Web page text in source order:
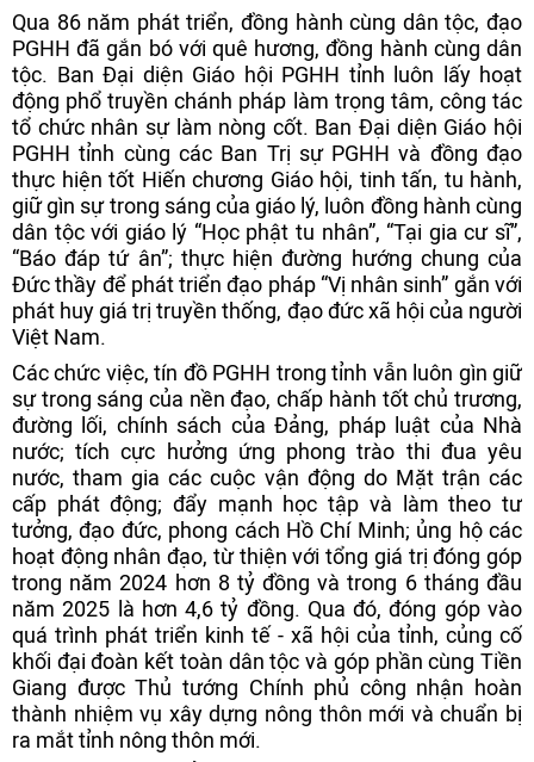
Qua 86 năm phát triển, đồng hành cùng dân tộc, đạo
PGHH đã gắn bó với quê hương, đồng hành cùng dân
tộc. Ban Đại diện Giáo hội PGHH tỉnh luôn lấy hoạt
động phổ truyền chánh pháp làm trọng tâm, công tác
tổ chức nhân sự làm nòng cốt. Ban Đại diện Giáo hội
PGHH tỉnh cùng các Ban Trị sự PGHH và đồng đạo
thực hiện tốt Hiến chương Giáo hội, tinh tấn, tu hành,
giữ gìn sự trong sáng của giáo lý, luôn đồng hành cùng
dân tộc với giáo lý “Học phật tu nhân”, “Tại gia cư sĩ”,
“Báo đáp tứ ân”; thực hiện đường hướng chung của
Đức thầy để phát triển đạo pháp “Vị nhân sinh” gắn với
phát huy giá trị truyền thống, đạo đức xã hội của người
Việt Nam.
Các chức việc, tín đồ PGHH trong tỉnh vẫn luôn gìn giữ
sự trong sáng của nền đạo, chấp hành tốt chủ trương,
đường lối, chính sách của Đảng, pháp luật của Nhà
nước; tích cực hưởng ứng phong trào thi đua yêu
nước, tham gia các cuộc vận động do Mặt trận các
cấp phát động; đẩy mạnh học tập và làm theo tư
tưởng, đạo đức, phong cách Hồ Chí Minh; ủng hộ các
hoạt động nhân đạo, từ thiện với tổng giá trị đóng góp
trong năm 2024 hơn 8 tỷ đồng và trong 6 tháng đầu
năm 2025 là hơn 4,6 tỷ đồng. Qua đó, đóng góp vào
quá trình phát triển kinh tế - xã hội của tỉnh, củng cố
khối đại đoàn kết toàn dân tộc và góp phần cùng Tiền
Giang được Thủ tướng Chính phủ công nhận hoàn
thành nhiệm vụ xây dựng nông thôn mới và chuẩn bị
ra mắt tỉnh nông thôn mới.